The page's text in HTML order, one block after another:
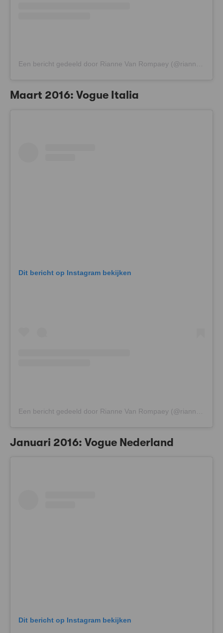
Een bericht gedeeld door Rianne Van Rompaey (@riannevanrompaey)
Maart 2016: Vogue Italia
Dit bericht op Instagram bekijken
Januari 2016: Vogue Nederland
Dit bericht op Instagram bekijken